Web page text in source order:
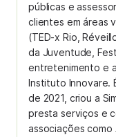
públicas e
clientes em áreas
(TED-x Rio,
da Juventude,
entretenimento e
Instituto Innovare.
de 2021, criou a
presta serviços e
associações como